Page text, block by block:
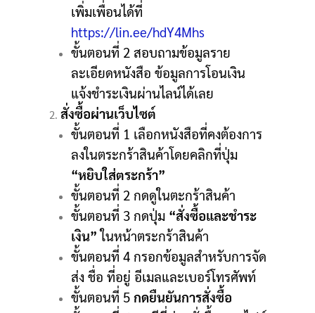
เพิ่มเพื่อนได้ที่
https://lin.ee/hdY4Mhs
ขั้นตอนที่ 2 สอบถามข้อมูลราย
ละเอียดหนังสือ ข้อมูลการโอนเงิน
แจ้งชำระเงินผ่านไลน์ได้เลย
สั่งซื้อผ่านเว็บไซต์
ขั้นตอนที่ 1 เลือกหนังสือที่คงต้องการ
ลงในตระกร้าสินค้าโดยคลิกที่ปุ่ม
“หยิบใส่ตระกร้า”
ขั้นตอนที่ 2 กดดูในตะกร้าสินค้า
ขั้นตอนที่ 3 กดปุ่ม “สั่งซื้อและชำระ
เงิน”ในหน้าตระกร้าสินค้า
ขั้นตอนที่ 4 กรอกข้อมูลสำหรับการจัด
ส่ง ชื่อ ที่อยู่ อีเมลและเบอร์โทรศัพท์
ขั้นตอนที่ 5กดยืนยันการสั่งซื้อ